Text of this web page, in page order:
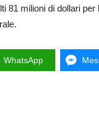
81 milioni di dollari
WhatsApp